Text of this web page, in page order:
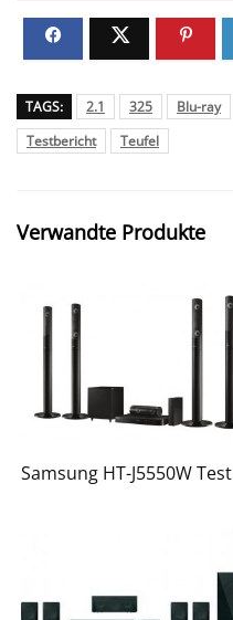
TAGS: 2.1 325 Blu-ray
Testbericht
Teufel
Verwandte Produkte
Samsung HT-J5550W Test